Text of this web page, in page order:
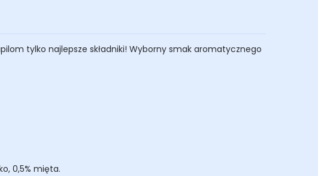
tylko najlepsze składniki! Wyborny smak aromatycznego
0,5% mięta.